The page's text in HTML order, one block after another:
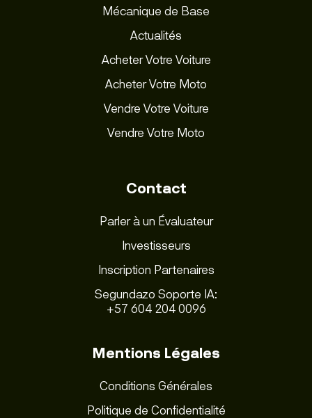
Mécanique de Base
Actualités
Acheter Votre Voiture
Acheter Votre Moto
Vendre Votre Voiture
Vendre Votre Moto
Contact
Parler à un Évaluateur
Investisseurs
Inscription Partenaires
Segundazo Soporte IA:
+57 604 204 0096
Mentions Légales
Conditions Générales
Politique de Confidentialité